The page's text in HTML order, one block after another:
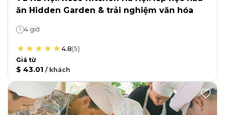
ăn Hidden Garden & trải nghiệm văn hóa
4 giờ
4.8(5)
Giá từ
$ 43.01 / khách